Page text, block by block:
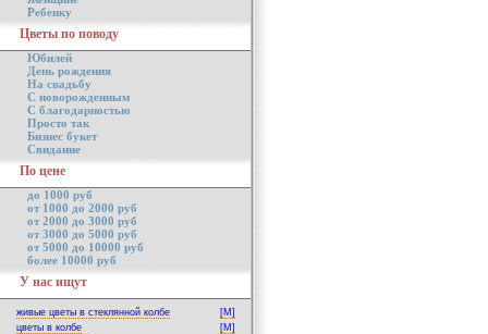
Ребенку
Цветы по поводу
Юбилей
День рождения
На свадьбу
С новорожденным
С благодарностью
Просто так
Бизнес букет
Свидание
По цене
до 1000 руб
от 1000 до 2000 руб
от 2000 до 3000 руб
от 3000 до 5000 руб
от 5000 до 10000 руб
более 10000 руб
У нас ищут
живые цветы в стеклянной колбе
[M]
цветы в колбе
[M]